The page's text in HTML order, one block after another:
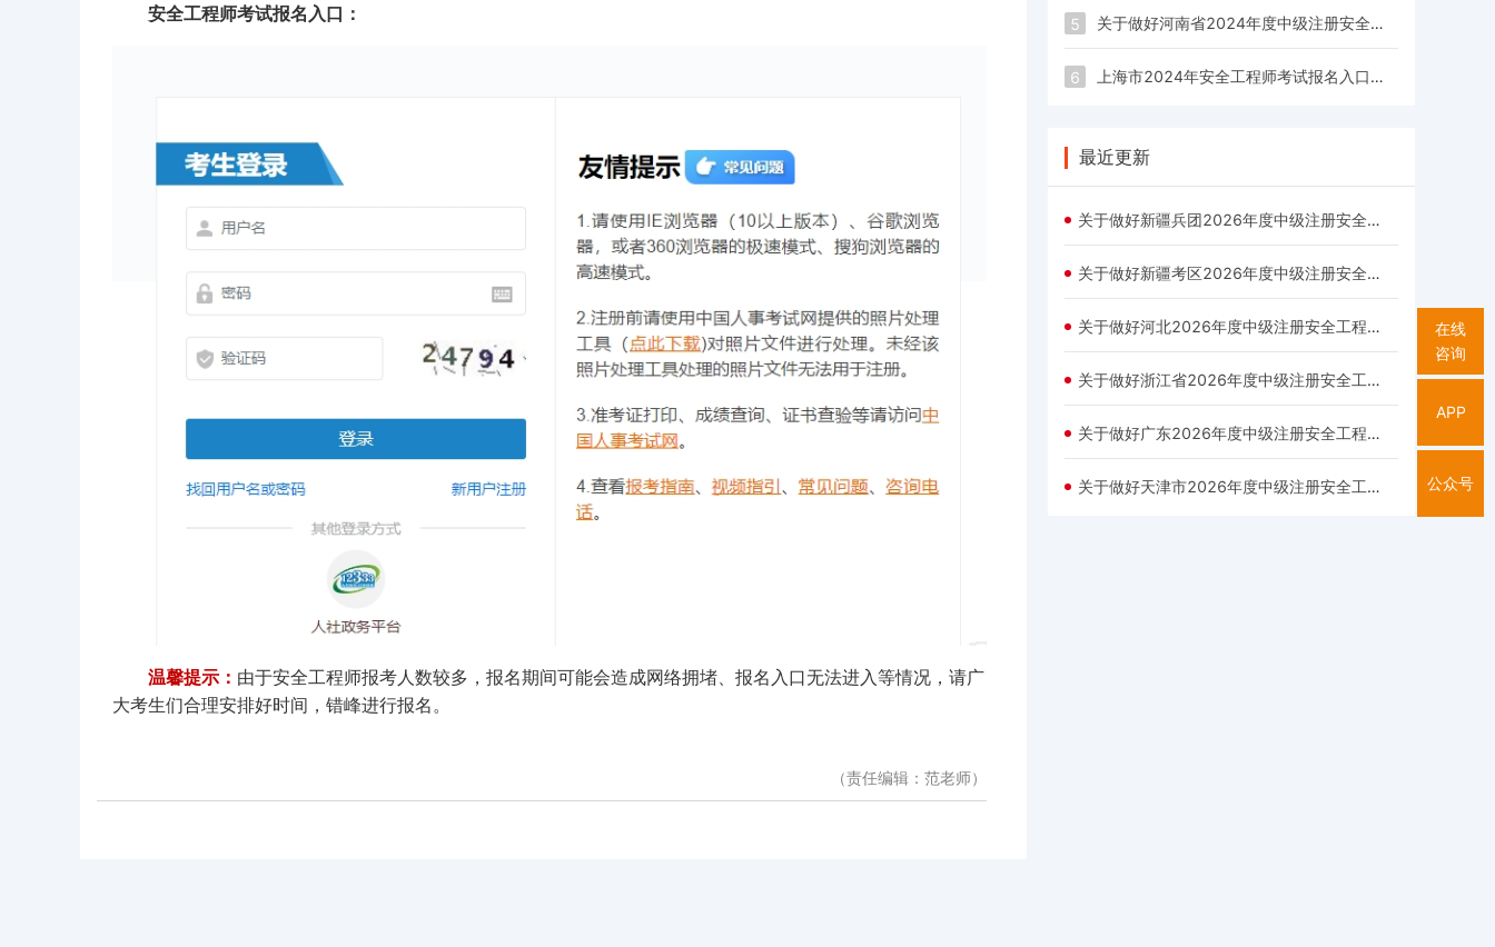
在线
咨询
APP
公众号
安全工程师考试报名入口：
温馨提示： 由于安全工程师报考人数较多，报名期间可能会造成网络拥堵、报名入口无法进入等情况，请广
大考生们合理安排好时间，错峰进行报名。
（责任编辑：范老师）
5 关于做好河南省2024年度中级注册安全工程师职业资格考试考务工作的通知
6 上海市2024年安全工程师考试报名入口已经开通！
最近更新
关于做好新疆兵团2026年度中级注册安全工程师职业资格考试有关工作的通知
关于做好新疆考区2026年度中级注册安全工程师职业资格考试考务工作公告
关于做好河北2026年度中级注册安全工程师职业资格考试考务工作的通知(摘要)
关于做好浙江省2026年度中级注册安全工程师职业资格考试考务工作的通知
关于做好广东2026年度中级注册安全工程师职业资格考试报考须知
关于做好天津市2026年度中级注册安全工程师职业资格考试报名等有关事项的通知